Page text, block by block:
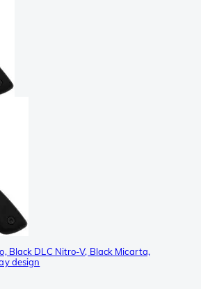
Black DLC Nitro-V, Black Micarta,
design